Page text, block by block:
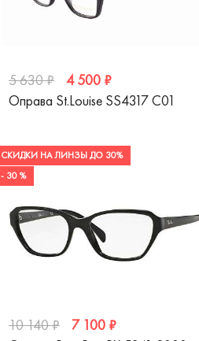
5 630 ₽
4 500 ₽
Оправа St.Louise SS4317 C01
СКИДКИ НА ЛИНЗЫ ДО 30%
- 30 %
10 140 ₽
7 100 ₽